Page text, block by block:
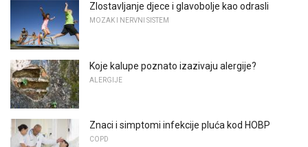
Zlostavljanje djece i glavobolje kao odrasli
MOZAK I NERVNI SISTEM
Koje kalupe poznato izazivaju alergije?
ALERGIJE
Znaci i simptomi infekcije pluća kod HOBP
COPD